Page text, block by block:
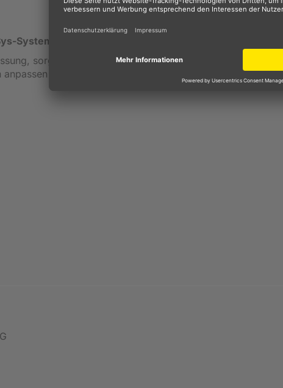
System
sorgt für einen maßgeschneiderten Sitz, der sich mit
lässt.